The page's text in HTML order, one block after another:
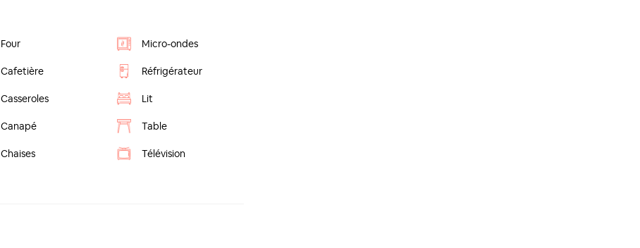
Four Micro-ondes
Cafetière Réfrigérateur
Casseroles Lit
Canapé Table
Chaises Télévision